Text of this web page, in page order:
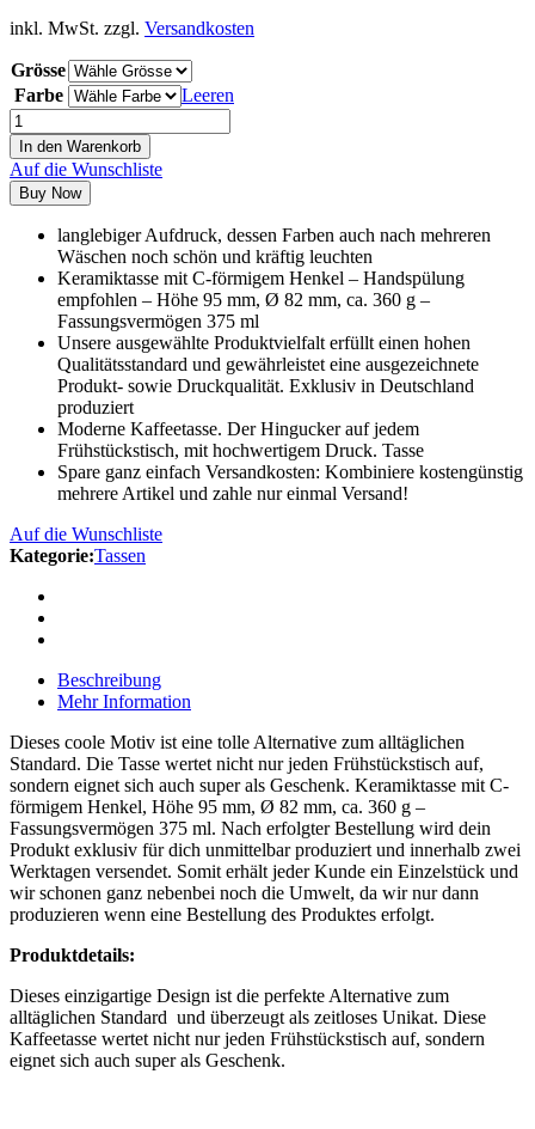
inkl. MwSt. zzgl. Versandkosten
Grösse
Farbe
Leeren
In den Warenkorb
Auf die Wunschliste
Buy Now
langlebiger Aufdruck, dessen Farben auch nach mehreren
Wäschen noch schön und kräftig leuchten
Keramiktasse mit C-förmigem Henkel – Handspülung
empfohlen – Höhe 95 mm, Ø 82 mm, ca. 360 g –
Fassungsvermögen 375 ml
Unsere ausgewählte Produktvielfalt erfüllt einen hohen
Qualitätsstandard und gewährleistet eine ausgezeichnete
Produkt- sowie Druckqualität. Exklusiv in Deutschland
produziert
Moderne Kaffeetasse. Der Hingucker auf jedem
Frühstückstisch, mit hochwertigem Druck. Tasse
Spare ganz einfach Versandkosten: Kombiniere kostengünstig
mehrere Artikel und zahle nur einmal Versand!
Auf die Wunschliste
Kategorie:Tassen
Beschreibung
Mehr Information
Dieses coole Motiv ist eine tolle Alternative zum alltäglichen
Standard. Die Tasse wertet nicht nur jeden Frühstückstisch auf,
sondern eignet sich auch super als Geschenk. Keramiktasse mit C-
förmigem Henkel, Höhe 95 mm, Ø 82 mm, ca. 360 g –
Fassungsvermögen 375 ml. Nach erfolgter Bestellung wird dein
Produkt exklusiv für dich unmittelbar produziert und innerhalb zwei
Werktagen versendet. Somit erhält jeder Kunde ein Einzelstück und
wir schonen ganz nebenbei noch die Umwelt, da wir nur dann
produzieren wenn eine Bestellung des Produktes erfolgt.
Produktdetails:
Dieses einzigartige Design ist die perfekte Alternative zum
alltäglichen Standard und überzeugt als zeitloses Unikat. Diese
Kaffeetasse wertet nicht nur jeden Frühstückstisch auf, sondern
eignet sich auch super als Geschenk.